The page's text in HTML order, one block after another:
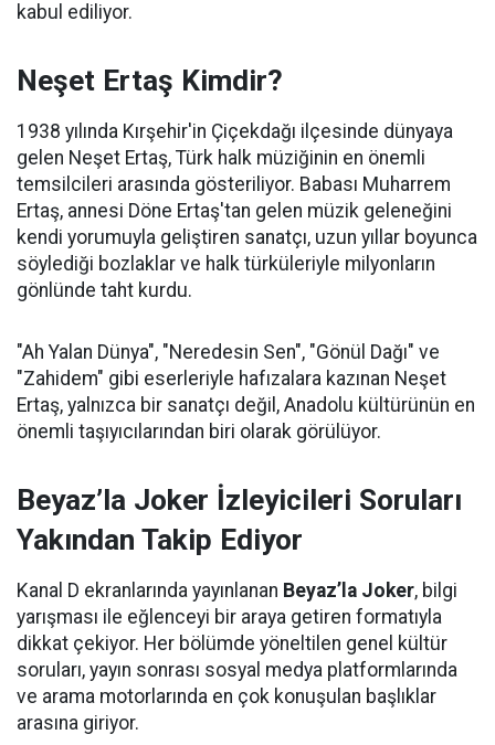
kabul ediliyor.
Neşet Ertaş Kimdir?
1938 yılında Kırşehir'in Çiçekdağı ilçesinde dünyaya
gelen Neşet Ertaş, Türk halk müziğinin en önemli
temsilcileri arasında gösteriliyor. Babası Muharrem
Ertaş, annesi Döne Ertaş'tan gelen müzik geleneğini
kendi yorumuyla geliştiren sanatçı, uzun yıllar boyunca
söylediği bozlaklar ve halk türküleriyle milyonların
gönlünde taht kurdu.
"Ah Yalan Dünya", "Neredesin Sen", "Gönül Dağı" ve
"Zahidem" gibi eserleriyle hafızalara kazınan Neşet
Ertaş, yalnızca bir sanatçı değil, Anadolu kültürünün en
önemli taşıyıcılarından biri olarak görülüyor.
Beyaz’la Joker İzleyicileri Soruları
Yakından Takip Ediyor
Kanal D ekranlarında yayınlanan Beyaz’la Joker, bilgi
yarışması ile eğlenceyi bir araya getiren formatıyla
dikkat çekiyor. Her bölümde yöneltilen genel kültür
soruları, yayın sonrası sosyal medya platformlarında
ve arama motorlarında en çok konuşulan başlıklar
arasına giriyor.